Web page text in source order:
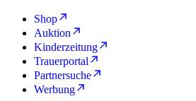
Shop
Auktion
Kinderzeitung
Trauerportal
Partnersuche
Werbung